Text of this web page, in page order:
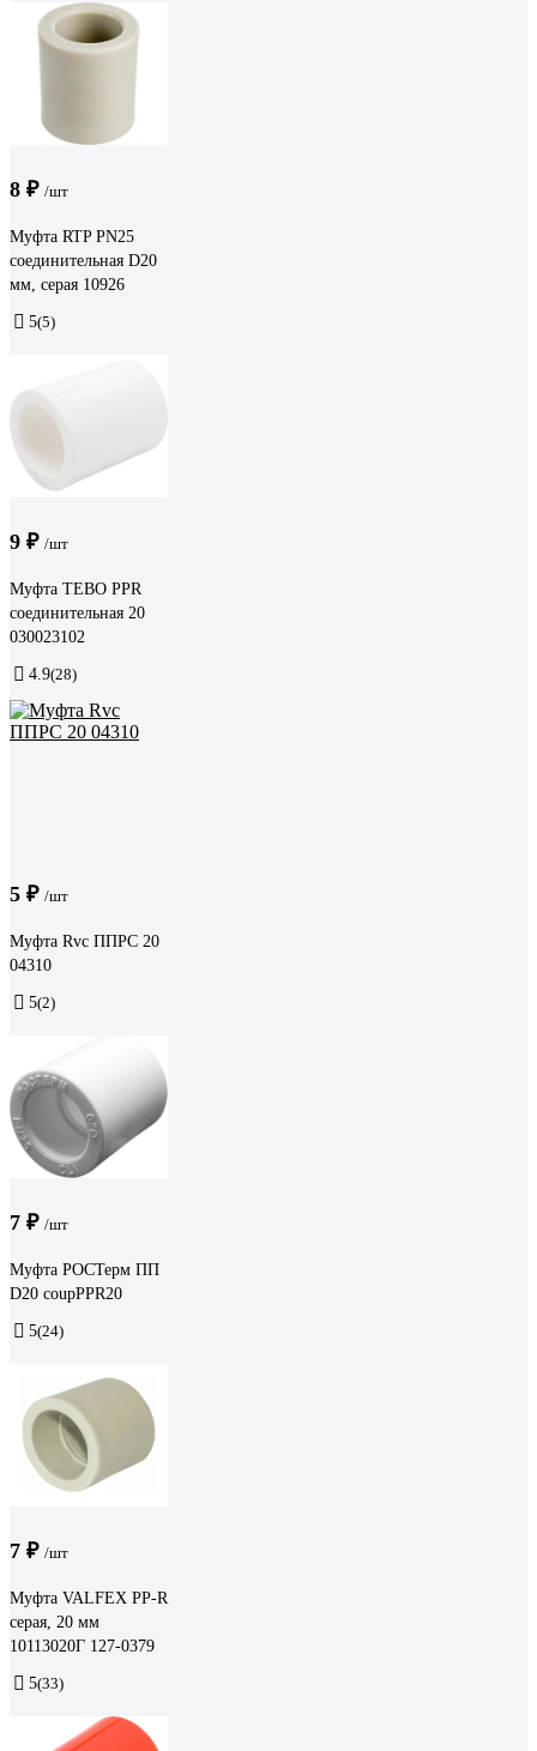
8 ₽ /шт
Муфта RTP PN25
соединительная D20
мм, серая 10926
5(5)
9 ₽ /шт
Муфта TEBO PPR
соединительная 20
030023102
4.9(28)
5 ₽ /шт
Муфта Rvc ППРС 20
04310
5(2)
7 ₽ /шт
Муфта РОСТерм ПП
D20 coupPPR20
5(24)
7 ₽ /шт
Муфта VALFEX PP-R
серая, 20 мм
10113020Г 127-0379
5(33)